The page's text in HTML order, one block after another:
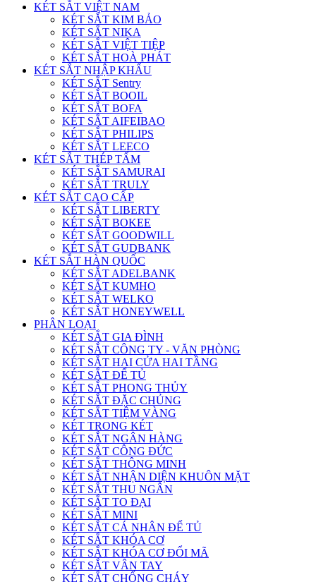
KÉT SẮT VIỆT NAM
KÉT SẮT KIM BẢO
KÉT SẮT NIKA
KÉT SẮT VIỆT TIỆP
KÉT SẮT HOÀ PHÁT
KÉT SẮT NHẬP KHẨU
KÉT SẮT Sentry
KÉT SẮT BOOIL
KÉT SẮT BOFA
KÉT SẮT AIFEIBAO
KÉT SẮT PHILIPS
KÉT SẮT LEECO
KÉT SẮT THÉP TẤM
KÉT SẮT SAMURAI
KÉT SẮT TRULY
KÉT SẮT CAO CẤP
KÉT SẮT LIBERTY
KÉT SẮT BOKEE
KÉT SẮT GOODWILL
KÉT SẮT GUDBANK
KÉT SẮT HÀN QUỐC
KÉT SẮT ADELBANK
KÉT SẮT KUMHO
KÉT SẮT WELKO
KÉT SẮT HONEYWELL
PHÂN LOẠI
KÉT SẮT GIA ĐÌNH
KÉT SẮT CÔNG TY - VĂN PHÒNG
KÉT SẮT HAI CỬA HAI TẦNG
KÉT SẮT ĐỂ TỦ
KÉT SẮT PHONG THỦY
KÉT SẮT ĐẶC CHỦNG
KÉT SẮT TIỆM VÀNG
KÉT TRONG KÉT
KÉT SẮT NGÂN HÀNG
KÉT SẮT CÔNG ĐỨC
KÉT SẮT THÔNG MINH
KÉT SẮT NHẬN DIỆN KHUÔN MẶT
KÉT SẮT THU NGÂN
KÉT SẮT TO ĐẠI
KÉT SẮT MINI
KÉT SẮT CÁ NHÂN ĐỂ TỦ
KÉT SẮT KHÓA CƠ
KÉT SẮT KHÓA CƠ ĐỔI MÃ
KÉT SẮT VÂN TAY
KÉT SẮT CHỐNG CHÁY